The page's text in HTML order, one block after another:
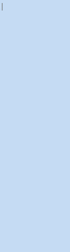
|